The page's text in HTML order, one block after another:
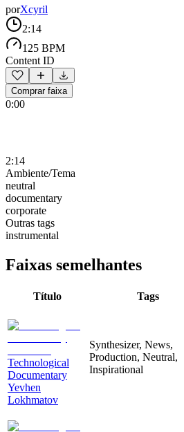
porXcyril
2:14
125 BPM
Content ID
Comprar faixa
0:00
2:14
Ambiente/Tema
neutral
documentary
corporate
Outras tags
instrumental
Faixas semelhantes
Título Tags
Technological
Documentary
Yevhen
Lokhmatov
Synthesizer, News,
Production, Neutral,
Inspirational